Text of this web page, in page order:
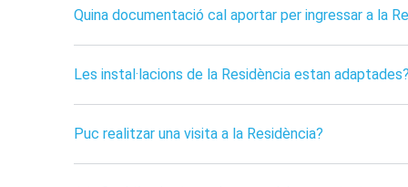
Quina documentació cal aportar per ingressar a la
Les instal·lacions de la Residència estan adaptades?
Puc realitzar una visita a la Residència?